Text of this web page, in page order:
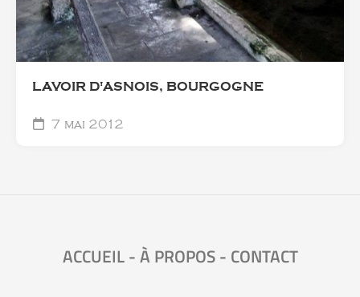
LAVOIR D'ASNOIS, BOURGOGNE
7 mai 2012
ACCUEIL-À PROPOS- CONTACT